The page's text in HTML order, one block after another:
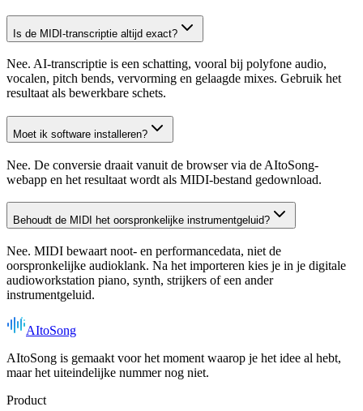
Is de MIDI-transcriptie altijd exact?
Nee. AI-transcriptie is een schatting, vooral bij polyfone audio,
vocalen, pitch bends, vervorming en gelaagde mixes. Gebruik het
resultaat als bewerkbare schets.
Moet ik software installeren?
Nee. De conversie draait vanuit de browser via de AItoSong-
webapp en het resultaat wordt als MIDI-bestand gedownload.
Behoudt de MIDI het oorspronkelijke instrumentgeluid?
Nee. MIDI bewaart noot- en performancedata, niet de
oorspronkelijke audioklank. Na het importeren kies je in je digitale
audioworkstation piano, synth, strijkers of een ander
instrumentgeluid.
AItoSong
AItoSong is gemaakt voor het moment waarop je het idee al hebt,
maar het uiteindelijke nummer nog niet.
Product